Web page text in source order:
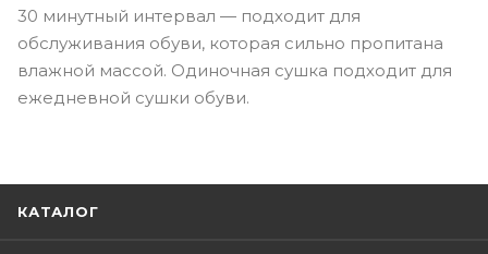
30 минутный интервал — подходит для
обслуживания обуви, которая сильно пропитана
влажной массой. Одиночная сушка подходит для
ежедневной сушки обуви.
КАТАЛОГ